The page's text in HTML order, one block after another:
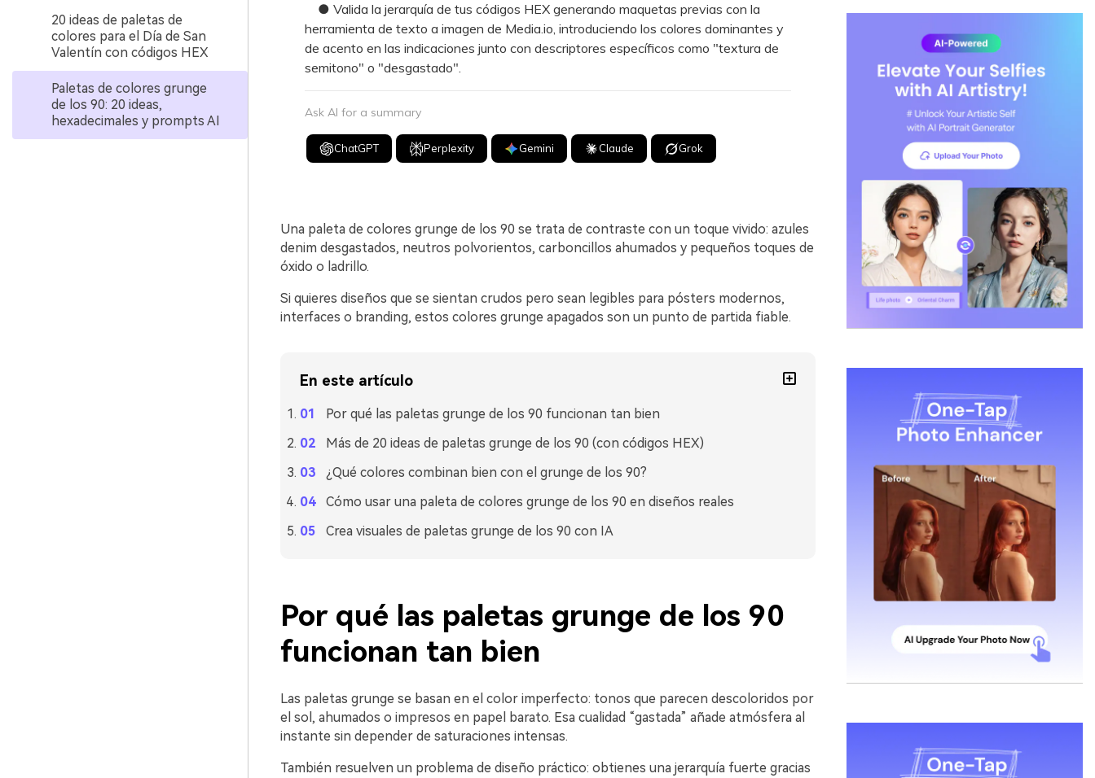
20 ideas de paletas de
colores para el Día de San
Valentín con códigos HEX
Paletas de colores grunge
de los 90: 20 ideas,
hexadecimales y prompts AI
● Valida la jerarquía de tus códigos HEX generando maquetas previas con la
herramienta de texto a imagen de Media.io, introduciendo los colores dominantes y
de acento en las indicaciones junto con descriptores específicos como "textura de
semitono" o "desgastado".
Ask AI for a summary
ChatGPT Perplexity Gemini Claude Grok
Una paleta de colores grunge de los 90 se trata de contraste con un toque vivido: azules
denim desgastados, neutros polvorientos, carboncillos ahumados y pequeños toques de
óxido o ladrillo.
Si quieres diseños que se sientan crudos pero sean legibles para pósters modernos,
interfaces o branding, estos colores grunge apagados son un punto de partida fiable.
En este artículo
Por qué las paletas grunge de los 90 funcionan tan bien
Más de 20 ideas de paletas grunge de los 90 (con códigos HEX)
¿Qué colores combinan bien con el grunge de los 90?
Cómo usar una paleta de colores grunge de los 90 en diseños reales
Crea visuales de paletas grunge de los 90 con IA
Por qué las paletas grunge de los 90
funcionan tan bien
Las paletas grunge se basan en el color imperfecto: tonos que parecen descoloridos por
el sol, ahumados o impresos en papel barato. Esa cualidad “gastada” añade atmósfera al
instante sin depender de saturaciones intensas.
También resuelven un problema de diseño práctico: obtienes una jerarquía fuerte gracias